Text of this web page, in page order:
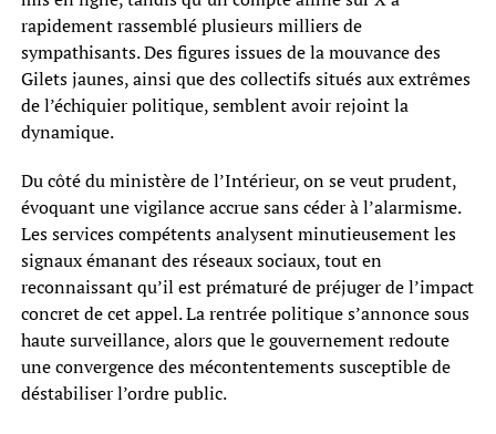
rapidement rassemblé plusieurs milliers de
sympathisants. Des figures issues de la mouvance des
Gilets jaunes, ainsi que des collectifs situés aux extrêmes
de l’échiquier politique, semblent avoir rejoint la
dynamique.
Du côté du ministère de l’Intérieur, on se veut prudent,
évoquant une vigilance accrue sans céder à l’alarmisme.
Les services compétents analysent minutieusement les
signaux émanant des réseaux sociaux, tout en
reconnaissant qu’il est prématuré de préjuger de l’impact
concret de cet appel. La rentrée politique s’annonce sous
haute surveillance, alors que le gouvernement redoute
une convergence des mécontentements susceptible de
déstabiliser l’ordre public.